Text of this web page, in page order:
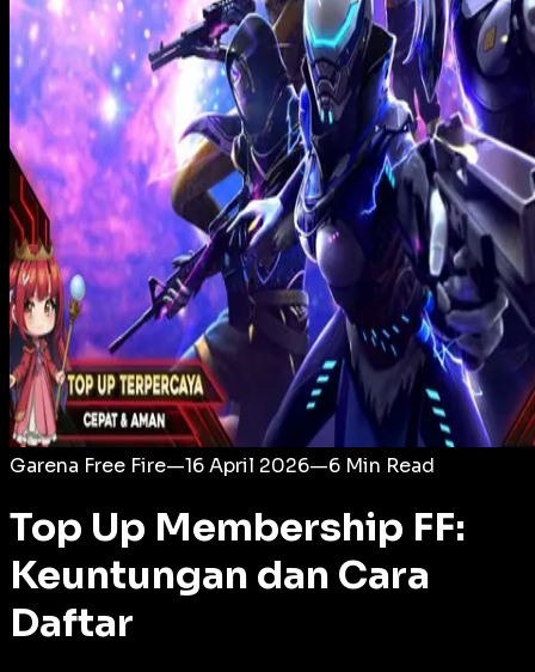
Login
Garena Free Fire—16 April 2026—6 Min Read
Top Up Membership FF:
Keuntungan dan Cara
Daftar